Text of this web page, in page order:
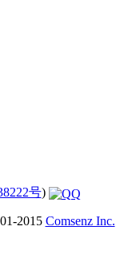
号)
2015 Comsenz Inc.